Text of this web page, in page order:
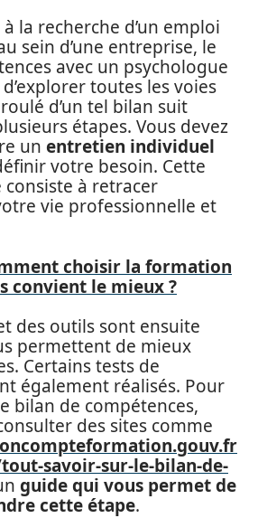
la recherche d’un emploi
sein d’une entreprise, le
avec un psychologue
toutes les voies
d’un tel bilan suit
étapes. Vous devez
un entretien individuel
votre besoin. Cette
à retracer
vie professionnelle et
choisir la formation
convient le mieux ?
des outils sont ensuite
permettent de mieux
Certains tests de
également réalisés. Pour
bilan de compétences,
des sites comme
savoir-sur-le-bilan-de-
guide qui vous permet de
cette étape.